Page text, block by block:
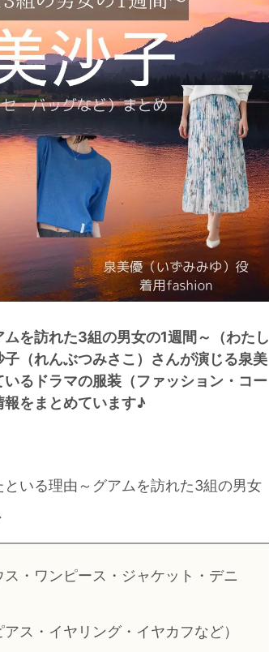
を訪れた3組の男女の1週間～（わたし
（れんぶつみさこ）さんが演じる泉美
るドラマの服装（ファッション・コー
をまとめています♪
いる理由～グアムを訪れた3組の男女
ス・ワンピース・ジャケット・デニ
アス・イヤリング・イヤカフなど）